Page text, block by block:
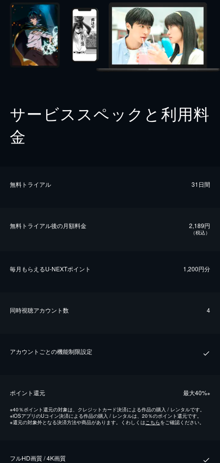
サービススペックと利用料
金
無料トライアル 31日間
無料トライアル後の⽉額料金 2,189円
（税込）
毎⽉もらえるU-NEXTポイント 1,200円分
同時視聴アカウント数 4
アカウントごとの機能制限設定
ポイント還元 最⼤40%※
※40％ポイント還元の対象は、クレジットカード決済による作品の購入 / レンタルです。
※iOSアプリのUコイン決済による作品の購入 / レンタルは、20％のポイント還元です。
※還元の対象外となる決済方法や商品があります。くわしくはこちらをご確認ください。
フルHD画質 / 4K画質